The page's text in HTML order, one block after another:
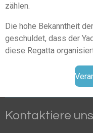
zählen.
Die hohe Bekanntheit
geschuldet, dass der
diese Regatta
Kontaktiere uns